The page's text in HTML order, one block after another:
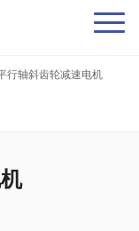
行轴斜齿轮减速电机